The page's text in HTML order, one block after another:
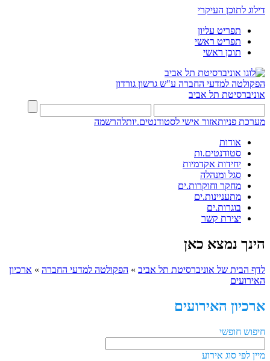
דילוג לתוכן העיקרי
תפריט עליון
תפריט ראשי
תוכן ראשי
הפקולטה למדעי החברה ע"ש גרשון גורדון
אוניברסיטת תל אביב
מערכת פניותאזור אישי לסטודנטים.יותלהרשמה
אודות
סטודנטים.ות
יחידות אקדמיות
סגל ומנהלה
מחקר וחוקרות.ים
מתעניינות.ים
בוגרות.ים
יצירת קשר
הינך נמצא כאן
לדף הבית של אוניברסיטת תל אביב » הפקולטה למדעי החברה » ארכיון
האירועים
ארכיון האירועים
חיפוש חופשי
מיין לפי סוג אירוע